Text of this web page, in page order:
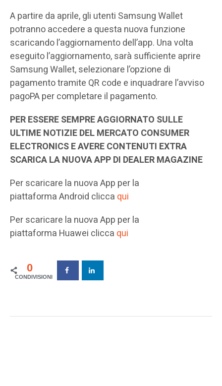
A partire da aprile, gli utenti Samsung Wallet
potranno accedere a questa nuova funzione
scaricando l’aggiornamento dell’app. Una volta
eseguito l’aggiornamento, sarà sufficiente aprire
Samsung Wallet, selezionare l’opzione di
pagamento tramite QR code e inquadrare l’avviso
pagoPA per completare il pagamento.
PER ESSERE SEMPRE AGGIORNATO SULLE
ULTIME NOTIZIE DEL MERCATO CONSUMER
ELECTRONICS E AVERE CONTENUTI EXTRA
SCARICA LA NUOVA APP DI DEALER MAGAZINE
Per scaricare la nuova App per la
piattaforma Android clicca qui
Per scaricare la nuova App per la
piattaforma Huawei clicca qui
0